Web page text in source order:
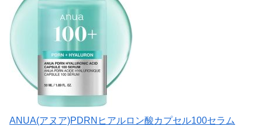
ANUA(アヌア)PDRNヒアルロン酸カプセル100セラム